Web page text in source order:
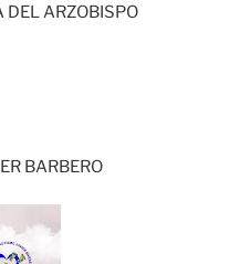
DEL ARZOBISPO
BARBERO